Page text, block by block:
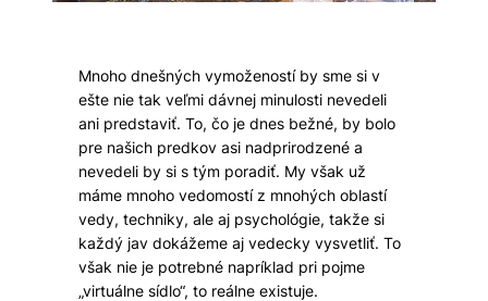
Mnoho dnešných vymožeností by sme si v
ešte nie tak veľmi dávnej minulosti nevedeli
ani predstaviť. To, čo je dnes bežné, by bolo
pre našich predkov asi nadprirodzené a
nevedeli by si s tým poradiť. My však už
máme mnoho vedomostí z mnohých oblastí
vedy, techniky, ale aj psychológie, takže si
každý jav dokážeme aj vedecky vysvetliť. To
však nie je potrebné napríklad pri pojme
„virtuálne sídlo“, to reálne existuje.